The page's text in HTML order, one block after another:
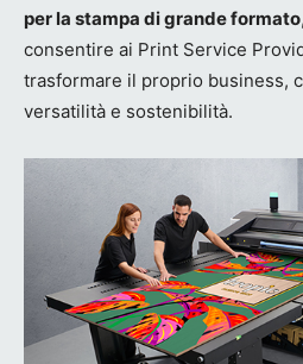
per la stampa di grande formato
consentire ai Print Service
trasformare il proprio business,
versatilità e sostenibilità.